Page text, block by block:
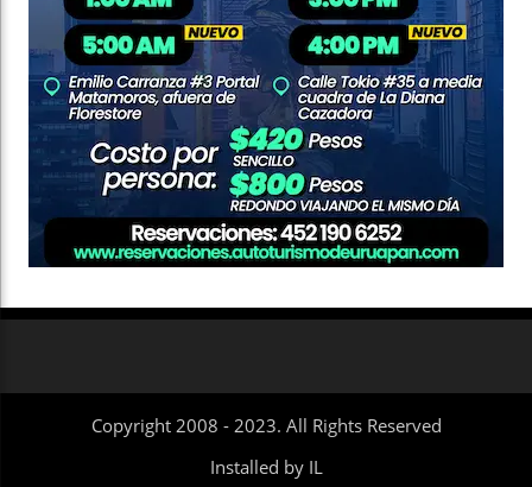
Copyright 2008 - 2023. All Rights Reserved
Installed by IL